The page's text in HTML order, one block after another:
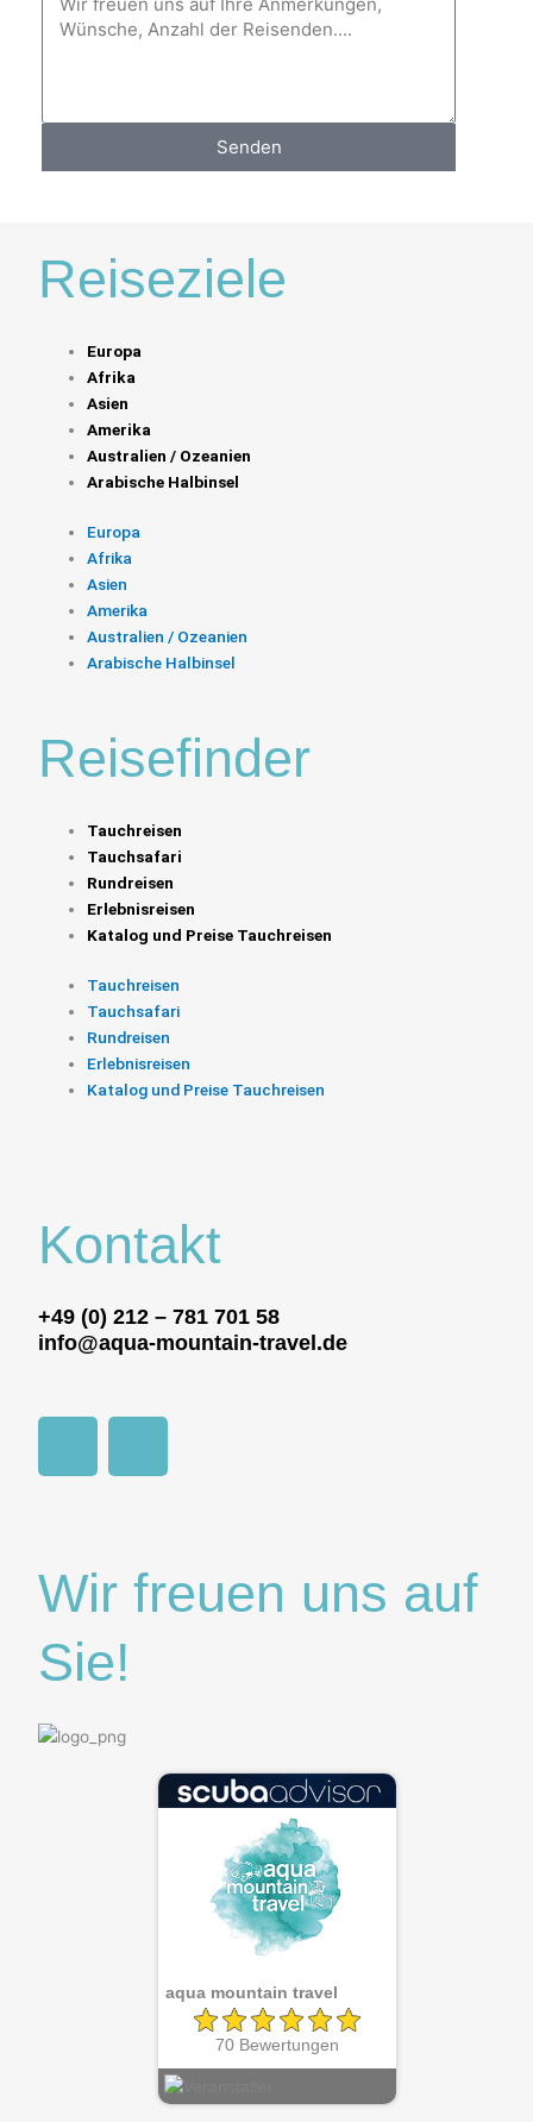
Senden
Reiseziele
Europa
Afrika
Asien
Amerika
Australien / Ozeanien
Arabische Halbinsel
Europa
Afrika
Asien
Amerika
Australien / Ozeanien
Arabische Halbinsel
Reisefinder
Tauchreisen
Tauchsafari
Rundreisen
Erlebnisreisen
Katalog und Preise Tauchreisen
Tauchreisen
Tauchsafari
Rundreisen
Erlebnisreisen
Katalog und Preise Tauchreisen
Kontakt
+49 (0) 212 – 781 701 58
info@aqua-mountain-travel.de
o
o
k
g
r
Wir freuen uns auf
Sie!
aqua mountain travel
70 Bewertungen